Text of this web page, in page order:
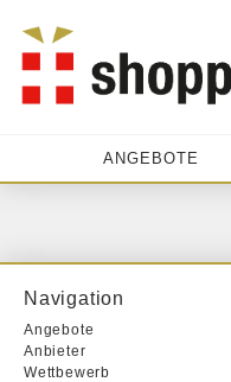
ANGEBOTE
Navigation
Angebote
Anbieter
Wettbewerb